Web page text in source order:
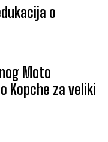
o
Moto
Kopche za veliki